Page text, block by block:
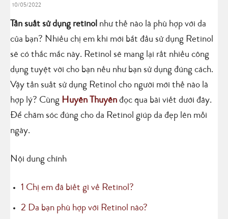
10/05/2022
Tần suất sử dụng retinol như thế nào là phù hợp với da
của bạn? Nhiều chị em khi mới bắt đầu sử dụng Retinol
sẽ có thắc mắc này. Retinol sẽ mang lại rất nhiều công
dụng tuyệt vời cho bạn nếu như bạn sử dụng đúng cách.
Vậy tần suất sử dụng Retinol cho người mới thế nào là
hợp lý? Cùng Huyên Thuyên đọc qua bài viết dưới đây.
Để chăm sóc đúng cho da Retinol giúp da đẹp lên mỗi
ngày.
Nội dung chính
1 Chị em đã biết gì về Retinol?
2 Da bạn phù hợp với Retinol nào?